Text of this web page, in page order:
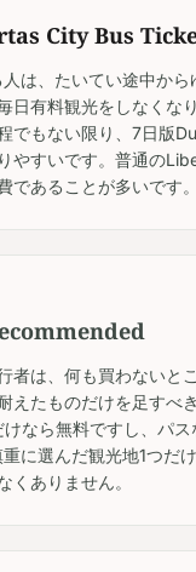
City Bus
は、たいてい途中か
日有料観光をしなくな
でもない限り、7日版
やすいです。普通の
であることが多いです。
者は、何も買わないと
えたものだけを足すべ
なら無料ですし、パス
に選んだ観光地1つだ
くありません。